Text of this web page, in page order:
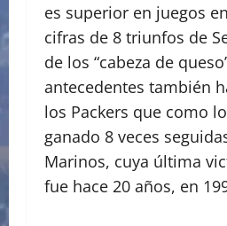
es superior en juegos
cifras de 8 triunfos de
de los “cabeza de
antecedentes también
los Packers que como
ganado 8 veces
Marinos, cuya última
fue hace 20 años, en